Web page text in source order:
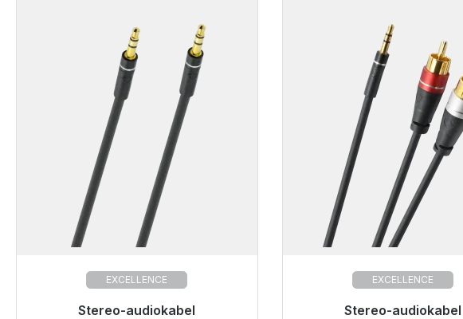
EXCELLENCE
Stereo-audiokabel
EXCELLENCE
Stereo-audiokabel